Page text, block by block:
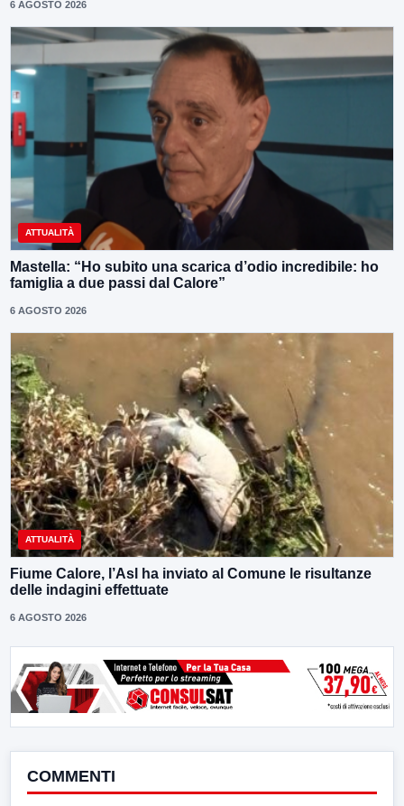
6 AGOSTO 2026
ATTUALITÀ
Mastella: “Ho subito una scarica d’odio incredibile: ho
famiglia a due passi dal Calore”
6 AGOSTO 2026
ATTUALITÀ
Fiume Calore, l’Asl ha inviato al Comune le risultanze
delle indagini effettuate
6 AGOSTO 2026
COMMENTI